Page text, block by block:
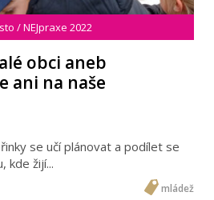
/ NEJpraxe 2022
obci aneb
ani na naše
se učí plánovat a podílet se
kde žijí...
mládež